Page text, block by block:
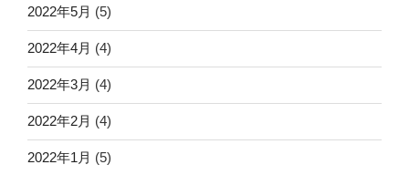
2022年5月 (5)
2022年4月 (4)
2022年3月 (4)
2022年2月 (4)
2022年1月 (5)